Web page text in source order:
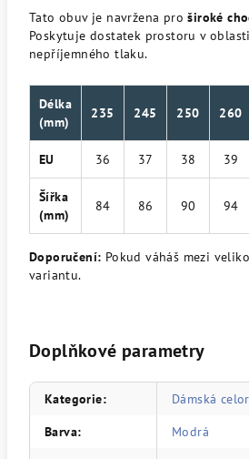
Tato obuv je navržena proširoké
Poskytuje dostatek prostoru v
nepříjemného tlaku.
Délka
(mm)
235 245 250 260
EU 36 37 38 39
Šířka
(mm)
84 86 90 94
Doporučení: Pokud váháš mezi
variantu.
Doplňkové parametry
Kategorie:
Dámská
Barva:
Modrá